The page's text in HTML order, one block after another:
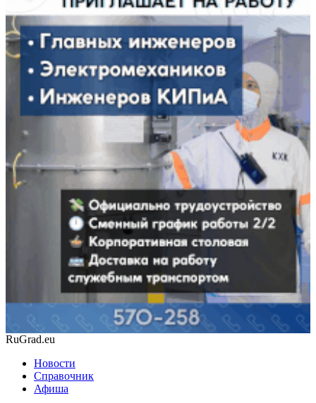
RuGrad.eu
Новости
Справочник
Афиша